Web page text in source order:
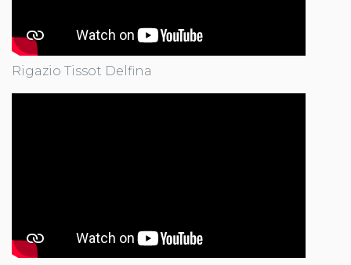
Rigazio Tissot Delfina